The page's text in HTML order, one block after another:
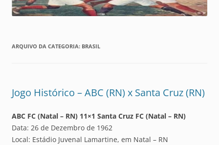
ARQUIVO DA CATEGORIA: BRASIL
Jogo Histórico – ABC (RN) x Santa Cruz (RN)
ABC FC (Natal – RN) 11×1 Santa Cruz FC (Natal – RN)
Data: 26 de Dezembro de 1962
Local: Estádio Juvenal Lamartine, em Natal – RN